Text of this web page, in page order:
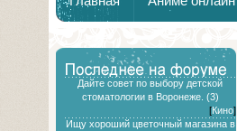
Дайте совет по выбору детской
стоматологии в Воронеже. (3)
[Кино]
Ищу хороший цветочный магазина в